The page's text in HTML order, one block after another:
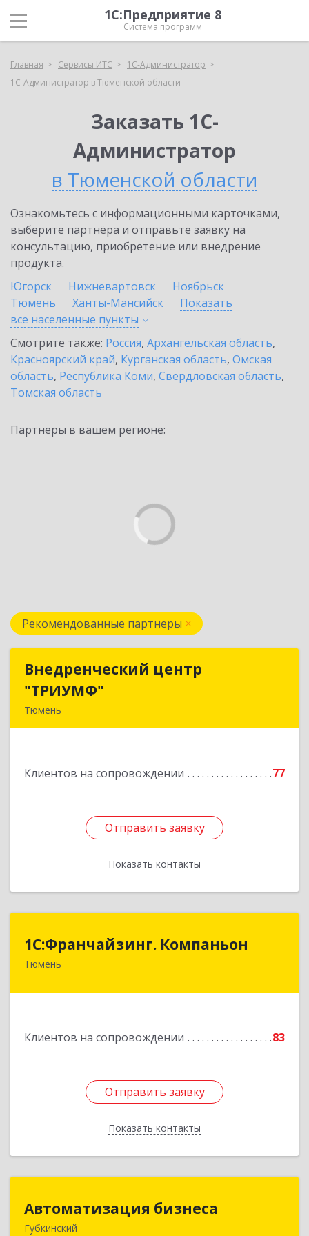
1С:Предприятие 8
Система программ
Главная Сервисы ИТС
1С-Администратор
1С-Администратор в Тюменской области
Заказать 1С-
Администратор
в Тюменской области
Ознакомьтесь с информационными карточками,
выберите партнёра и отправьте заявку на
консультацию, приобретение или внедрение
продукта.
Югорск
Нижневартовск
Ноябрьск
Тюмень
Ханты-Мансийск
Показать
все населенные пункты
Смотрите также: Россия, Архангельская область,
Красноярский край, Курганская область, Омская
область, Республика Коми, Свердловская область,
Томская область
Партнеры в вашем регионе:
Рекомендованные партнеры
Внедренческий центр
"ТРИУМФ"
Тюмень
Клиентов на сопровождении 77
Отправить заявку
Показать контакты
Внедренческий центр
Подробнее
Отправить заявку
Назад
1С:Франчайзинг. Компаньон
Тюмень
Клиентов на сопровождении 83
Отправить заявку
Показать контакты
1С:Франчайзинг. Компаньон
Отправить заявку
Назад
Автоматизация бизнеса
Губкинский
Автоматизация бизнеса
629830, Ямало-Ненецкий АО, Губкинский г,